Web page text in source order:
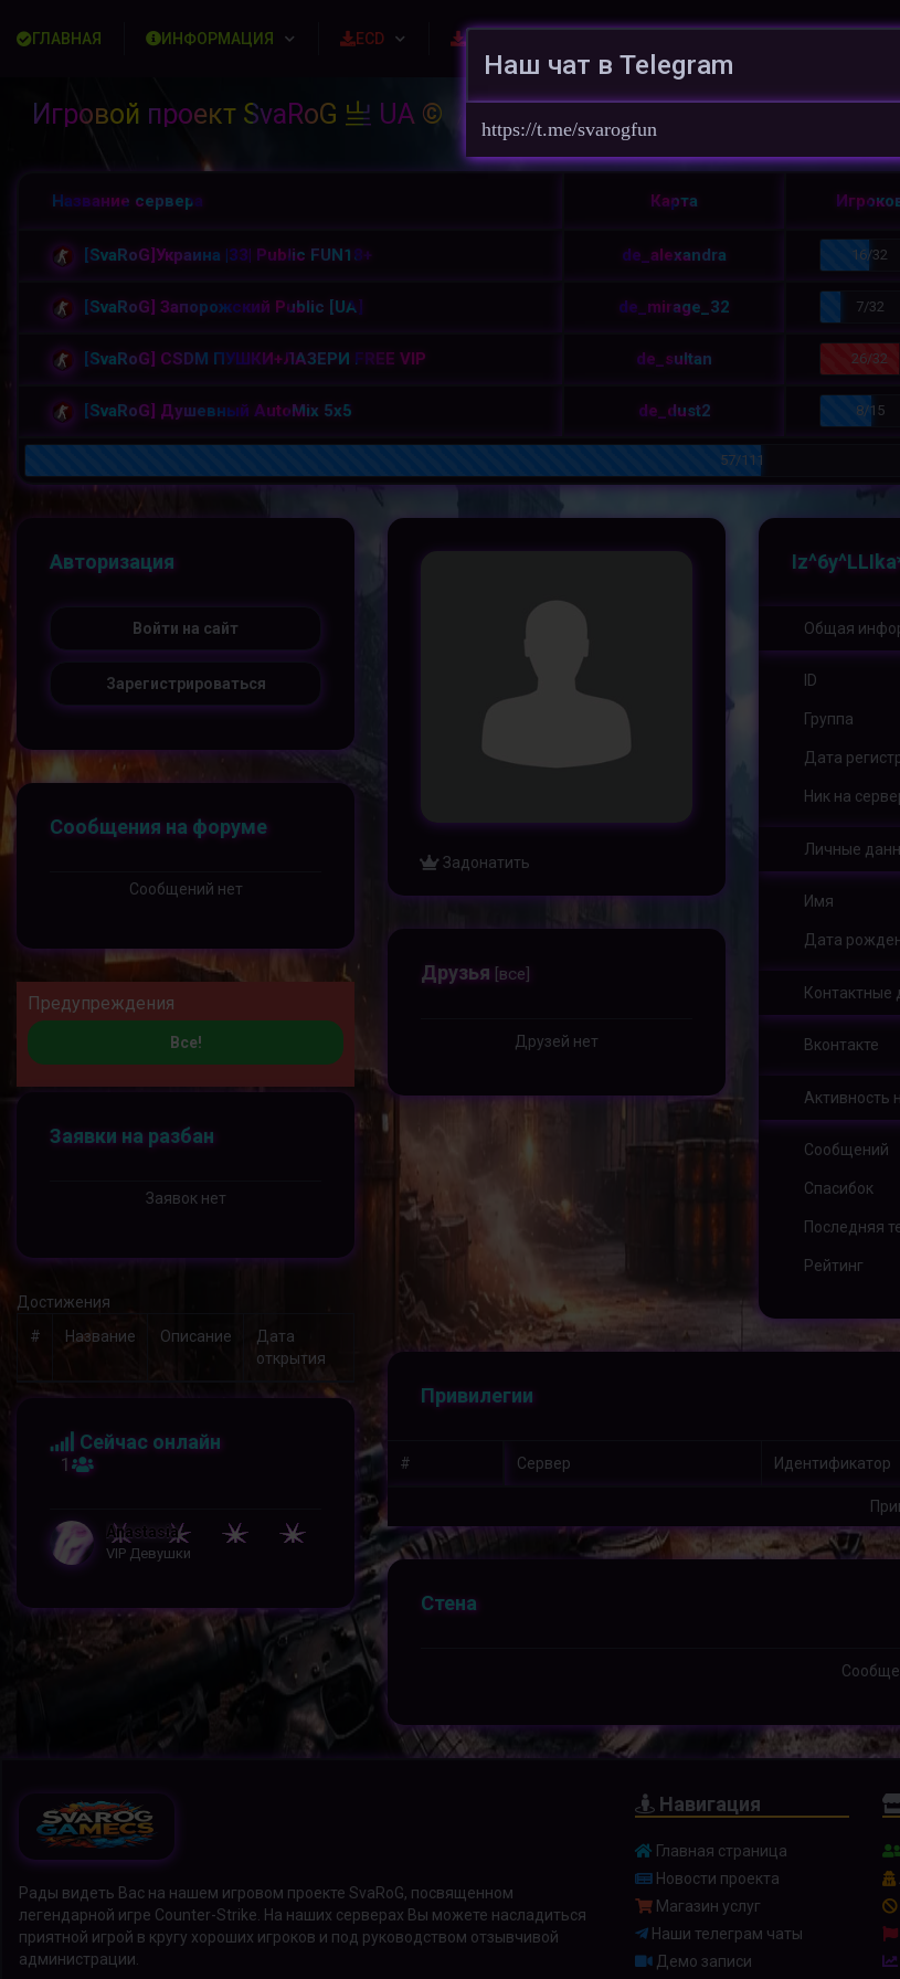
ГЛАВНАЯ ИНФОРМАЦИЯ ECD
Игровой проект SvaRoG 亗 UA ©
Название сервера Карта
[SvaRoG]Украина |33| Public FUN18+ de_alexandra 16/32
[SvaRoG] Запорожский Public [UA] de_mirage_32 7/32
[SvaRoG] CSDM ПУШКИ+ЛАЗЕРИ FREE VIP de_sultan 26/32
[SvaRoG] Душевный AutoMix 5x5 de_dust2 8/15
57/111
Задонатить
Друзья [все]
Друзей нет
Общая
ID
Группа
Дата
Ник на
Личные
Имя
Дата
Контактные
Вконтакте
Активность
Сообщений
Спасибок
Последняя
Рейтинг
Привилегии
# Сервер Идентификатор
Стена
Авторизация
Войти на сайт
Зарегистрироваться
Сообщения на форуме
Сообщений нет
Предупреждения
Все!
Заявки на разбан
Заявок нет
Достижения
#
Название Описание
Дата
открытия
Сейчас онлайн
1
Anastasia
VIP Девушки
Рады видеть Вас на нашем игровом проекте SvaRoG, посвященном
легендарной игре Counter-Strike. На наших серверах Вы можете насладиться
приятной игрой в кругу хороших игроков и под руководством отзывчивой
администрации.
Навигация
Главная страница
Новости проекта
Магазин услуг
Наши телеграм чаты
Демо записи
Наш чат в Telegram
https://t.me/svarogfun